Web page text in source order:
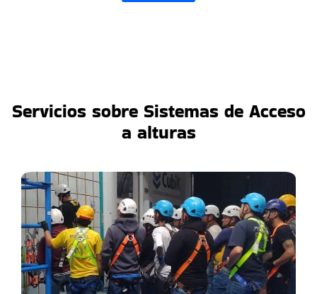
Servicios sobre Sistemas de Acceso
a alturas